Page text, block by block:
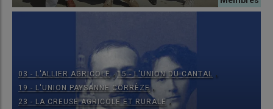
03 - L'ALLIER AGRICOLE , 15 - L'UNION DU CANTAL ,
19 - L'UNION PAYSANNE CORRÈZE ,
23 - LA CREUSE AGRICOLE ET RURALE ,